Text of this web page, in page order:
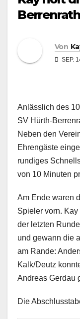
Von
SEP.
Anlässlich des
SV Hürth-
Neben den
Ehrengäste
rundiges
von 10 Minuten
Am Ende waren
Spieler vorn.
der letzten
und gewann die
am Rande:
Kalk/Deutz
Andreas Gerdau
Die